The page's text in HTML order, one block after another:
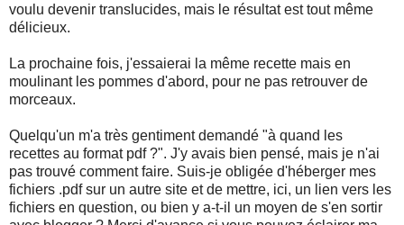
voulu devenir translucides, mais le résultat est tout même
délicieux.
La prochaine fois, j'essaierai la même recette mais en
moulinant les pommes d'abord, pour ne pas retrouver de
morceaux.
Quelqu'un m'a très gentiment demandé "à quand les
recettes au format pdf ?". J'y avais bien pensé, mais je n'ai
pas trouvé comment faire. Suis-je obligée d'héberger mes
fichiers .pdf sur un autre site et de mettre, ici, un lien vers les
fichiers en question, ou bien y a-t-il un moyen de s'en sortir